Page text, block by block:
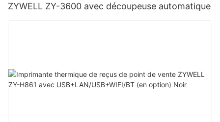
ZYWELL ZY-3600 avec découpeuse automatique